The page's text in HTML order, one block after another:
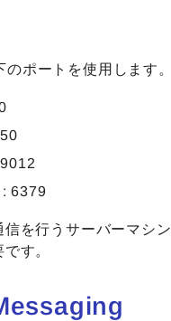
ポートを使用します。
6379
を行うサーバーマシ
す。